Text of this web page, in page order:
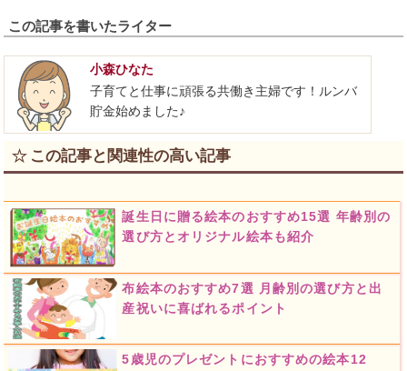
この記事を書いたライター
小森ひなた
子育てと仕事に頑張る共働き主婦です！ルンバ
貯金始めました♪
この記事と関連性の高い記事
誕生日に贈る絵本のおすすめ15選 年齢別の
選び方とオリジナル絵本も紹介
布絵本のおすすめ7選 月齢別の選び方と出
産祝いに喜ばれるポイント
5歳児のプレゼントにおすすめの絵本12